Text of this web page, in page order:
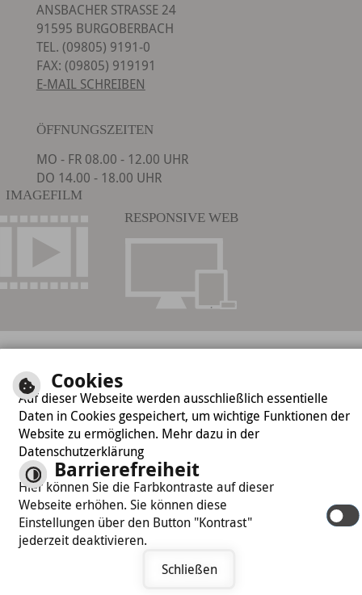
ANSBACHER STRASSE 24
91595 BURGOBERBACH
TEL. (09805) 9191-0
FAX: (09805) 919191
E-MAIL SCHREIBEN
ÖFFNUNGSZEITEN
MO - FR 08.00 - 12.00 UHR
DO 14.00 - 18.00 UHR
IMAGEFILM
RESPONSIVE WEB
Cookies
Auf dieser Webseite werden ausschließlich essentielle
Daten in Cookies gespeichert, um wichtige Funktionen der
Website zu ermöglichen. Mehr dazu in der
Datenschutzerklärung
Barrierefreiheit
Hier können Sie die Farbkontraste auf dieser
Webseite erhöhen. Sie können diese
Einstellungen über den Button "Kontrast"
jederzeit deaktivieren.
Schließen